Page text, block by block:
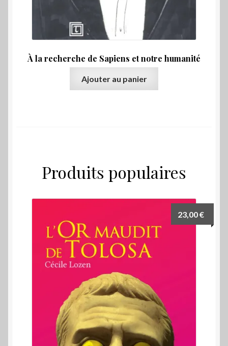
À la recherche de Sapiens et notre humanité
Ajouter au panier
Produits populaires
23,00€